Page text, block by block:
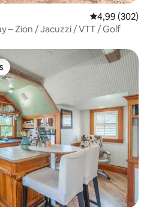
Évaluation
4,99 (302)
– Zion / Jacuzzi / VTT / Golf